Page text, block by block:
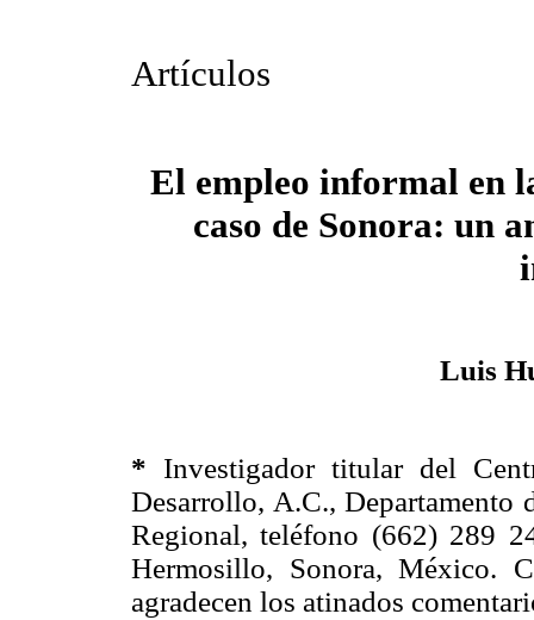
Artículos
El empleo informal en
caso de Sonora: un
Luis
* Investigador titular del
Desarrollo, A.C., Departamento
Regional, teléfono (662) 289
Hermosillo, Sonora, México.
agradecen los atinados